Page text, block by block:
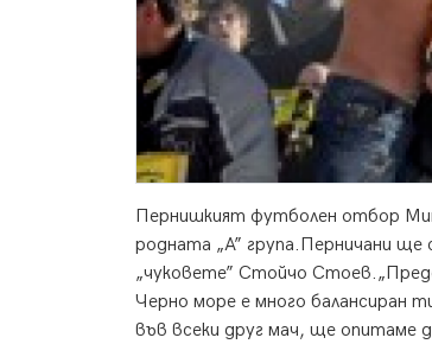
Пернишкият футболен отбор
родната „А” група.Перничани ще
„чуковете” Стойчо
Черно море е много балансиран
във всеки друг мач, ще опитаме